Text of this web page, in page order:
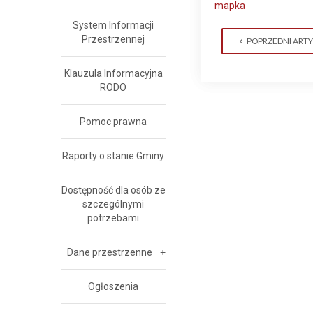
mapka
POPRZEDNI
System Informacji
Przestrzennej
Klauzula Informacyjna
RODO
Pomoc prawna
Raporty o stanie Gminy
Dostępność dla osób ze
szczególnymi
potrzebami
Dane przestrzenne
Ogłoszenia